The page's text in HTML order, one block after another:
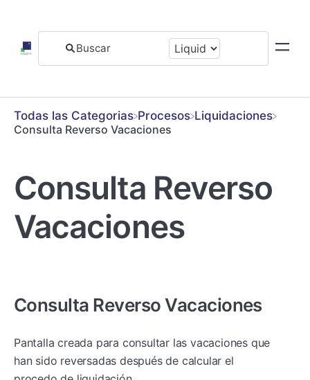
Todas las Categorias ​Procesos ​Liquidaciones
Consulta Reverso Vacaciones
Consulta Reverso
Vacaciones
Consulta Reverso Vacaciones
Pantalla creada para consultar las vacaciones que
han sido reversadas después de calcular el